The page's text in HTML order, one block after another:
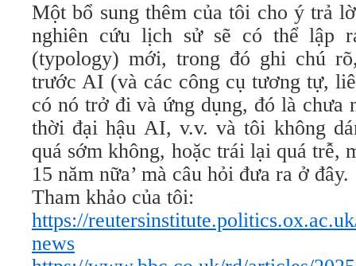
Một bổ sung thêm của tôi cho ý trả
nghiên cứu lịch sử sẽ có thể lập
(typology) mới, trong đó ghi chú
trước AI (và các công cụ tương tự,
có nó trở đi và ứng dụng, đó là chưa
thời đại hậu AI, v.v. và tôi không
quá sớm không, hoặc trái lại quá trễ,
15 năm nữa’ mà câu hỏi đưa ra ở đây.
Tham khảo của tôi:
https://
news